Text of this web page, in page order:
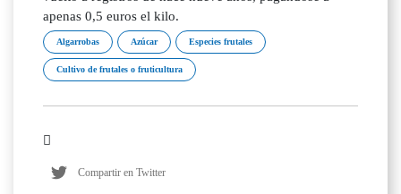
apenas 0,5 euros el kilo.
Algarrobas Azúcar Especies frutales
Cultivo de frutales o fruticultura
Compartir en Twitter